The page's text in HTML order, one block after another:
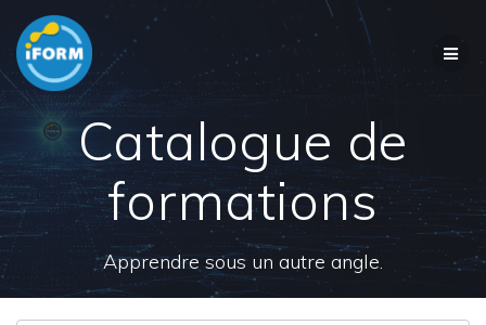
content
Catalogue de
formations
Apprendre sous un autre angle.